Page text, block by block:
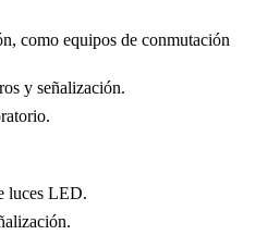
como equipos de conmutación
y señalización.
luces LED.